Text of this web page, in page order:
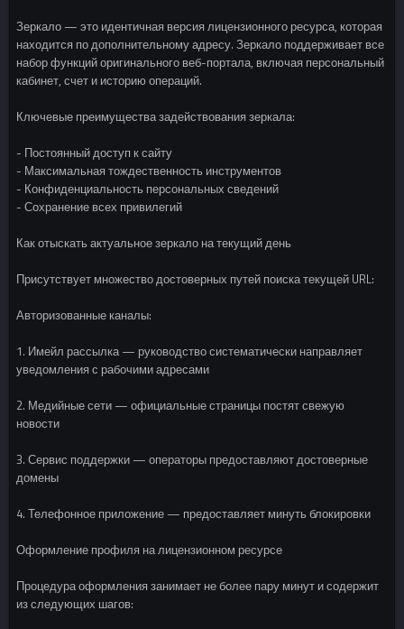
Зеркало — это идентичная версия лицензионного ресурса, которая
находится по дополнительному адресу. Зеркало поддерживает все
набор функций оригинального веб-портала, включая персональный
кабинет, счет и историю операций.
Ключевые преимущества задействования зеркала:
- Постоянный доступ к сайту
- Максимальная тождественность инструментов
- Конфиденциальность персональных сведений
- Сохранение всех привилегий
Как отыскать актуальное зеркало на текущий день
Присутствует множество достоверных путей поиска текущей URL:
Авторизованные каналы:
1. Имейл рассылка — руководство систематически направляет
уведомления с рабочими адресами
2. Медийные сети — официальные страницы постят свежую
новости
3. Сервис поддержки — операторы предоставляют достоверные
домены
4. Телефонное приложение — предоставляет минуть блокировки
Оформление профиля на лицензионном ресурсе
Процедура оформления занимает не более пару минут и содержит
из следующих шагов: